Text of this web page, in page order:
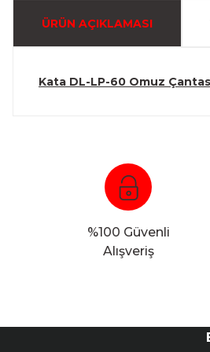
ÜRÜN AÇIKLAMASI
Kata DL-LP-60 Omuz
%100 Güvenli
Alışveriş